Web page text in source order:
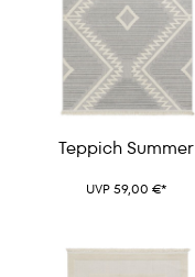
Teppich Summer
UVP 59,00 €*